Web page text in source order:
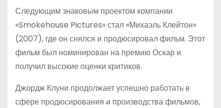
Следующим знаковым проектом компании
«Smokehouse Pictures» стал «Михаэль Клейтон»
(2007), где он снялся и продюсировал фильм. Этот
фильм был номинирован на премию Оскар и
получил высокие оценки критиков.
Джордж Клуни продолжает успешно работать в
сфере продюсирования и производства фильмов,